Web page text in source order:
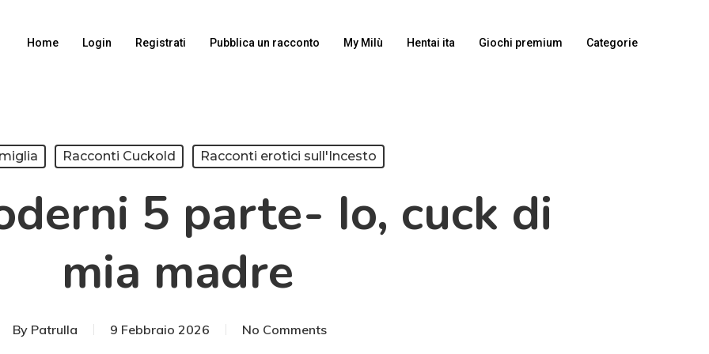
Home Login Registrati Pubblica un racconto My Milù Hentai ita Giochi premium Categorie
Racconti Cuckold Racconti erotici sull'Incesto
5 parte- Io, cuck di
mia madre
By Patrulla 9 Febbraio 2026 No Comments